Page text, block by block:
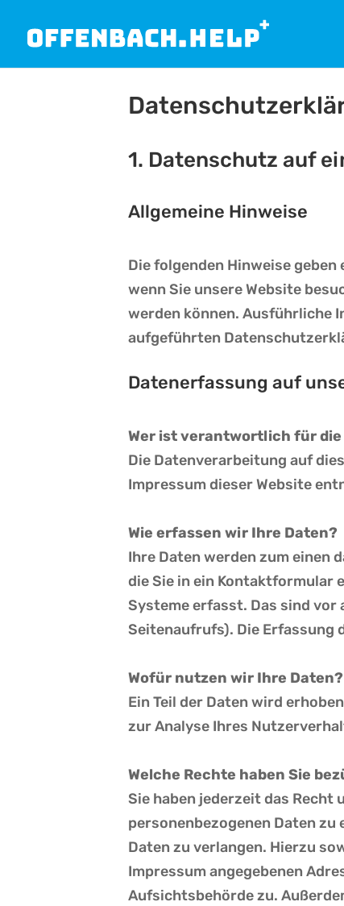
1. Datenschutz auf
Allgemeine Hinweise
Die folgenden Hinweise
wenn Sie unsere Website
werden können. Ausführliche
aufgeführten
Datenerfassung auf
Wer ist verantwortlich für
Die Datenverarbeitung auf
Impressum dieser Website
Wie erfassen wir Ihre Daten?
Ihre Daten werden zum einen
die Sie in ein Kontaktformular
Systeme erfasst. Das sind
Seitenaufrufs). Die Erfassung
Wofür nutzen wir Ihre Daten?
Ein Teil der Daten wird
zur Analyse Ihres
Welche Rechte haben Sie
Sie haben jederzeit das
personenbezogenen Daten
Daten zu verlangen. Hierzu
Impressum angegebenen
Aufsichtsbehörde zu.